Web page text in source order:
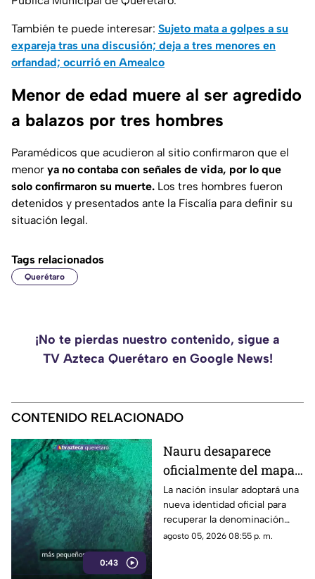
También te puede interesar: Sujeto mata a golpes a su
expareja tras una discusión; deja a tres menores en
orfandad; ocurrió en Amealco
Menor de edad muere al ser agredido
a balazos por tres hombres
Paramédicos que acudieron al sitio confirmaron que el
menor ya no contaba con señales de vida, por lo que
solo confirmaron su muerte. Los tres hombres fueron
detenidos y presentados ante la Fiscalía para definir su
situación legal.
Tags relacionados
Querétaro
¡No te pierdas nuestro contenido, sigue a
TV Azteca Querétaro en Google News!
CONTENIDO RELACIONADO
0:43
Nauru desaparece
oficialmente del mapa:
el pequeño país cambia
de nombre
La nación insular adoptará una
nueva identidad oficial para
recuperar la denominación
utilizada por sus propios
agosto 05, 2026 08:55 p. m.